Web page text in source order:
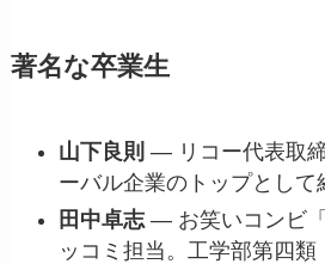
著名な卒業生
山下良則 — リコー代表取
ーバル企業のトップとして
田中卓志 — お笑いコンビ
ッコミ担当。工学部第四類